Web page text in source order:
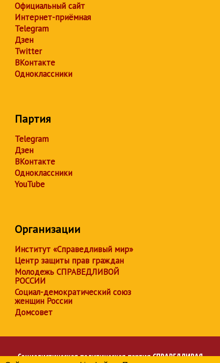
Официальный сайт
Интернет-приёмная
Telegram
Дзен
Twitter
ВКонтакте
Одноклассники
Партия
Telegram
Дзен
ВКонтакте
Одноклассники
YouTube
Организации
Институт «Справедливый мир»
Центр защиты прав граждан
Молодежь СПРАВЕДЛИВОЙ
РОССИИ
Социал-демократический союз
женщин России
Домсовет
Социалистическая политическая партияСПРАВЕДЛИВАЯ